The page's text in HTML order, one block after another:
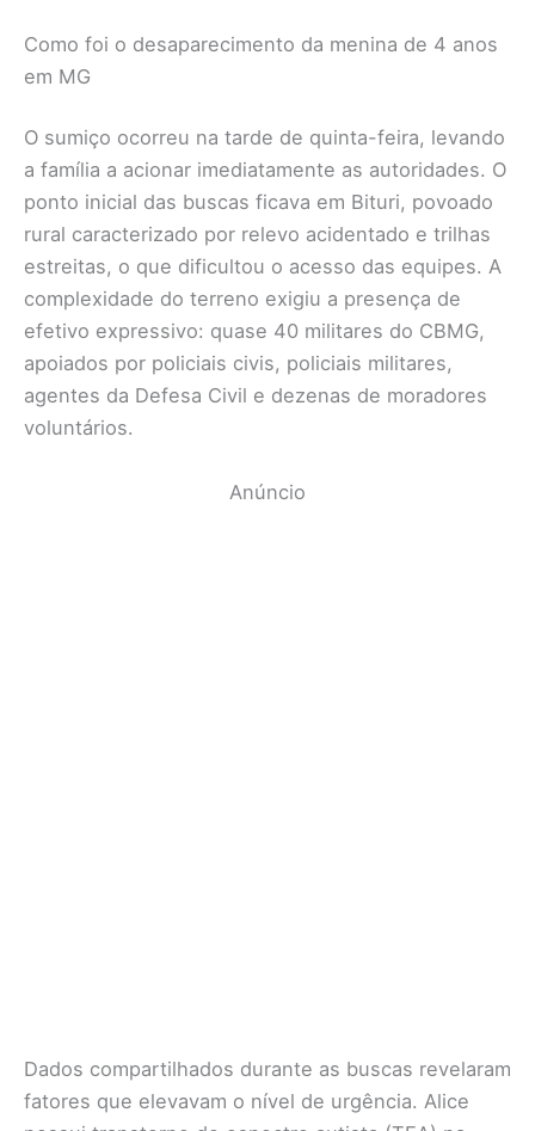
Como foi o desaparecimento da menina de 4 anos
em MG
O sumiço ocorreu na tarde de quinta-feira, levando
a família a acionar imediatamente as autoridades. O
ponto inicial das buscas ficava em Bituri, povoado
rural caracterizado por relevo acidentado e trilhas
estreitas, o que dificultou o acesso das equipes. A
complexidade do terreno exigiu a presença de
efetivo expressivo: quase 40 militares do CBMG,
apoiados por policiais civis, policiais militares,
agentes da Defesa Civil e dezenas de moradores
voluntários.
Anúncio
Dados compartilhados durante as buscas revelaram
fatores que elevavam o nível de urgência. Alice